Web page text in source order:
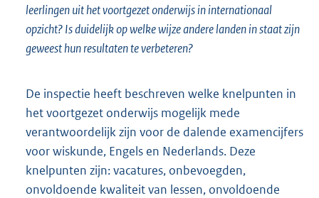
leerlingen uit het voortgezet onderwijs in internationaal
opzicht? Is duidelijk op welke wijze andere landen in staat zijn
geweest hun resultaten te verbeteren?
De inspectie heeft beschreven welke knelpunten in
het voortgezet onderwijs mogelijk mede
verantwoordelijk zijn voor de dalende examencijfers
voor wiskunde, Engels en Nederlands. Deze
knelpunten zijn: vacatures, onbevoegden,
onvoldoende kwaliteit van lessen, onvoldoende